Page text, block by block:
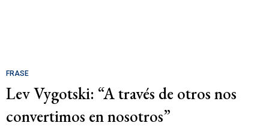
FRASE
Lev Vygotski: “A través de otros nos
convertimos en nosotros”